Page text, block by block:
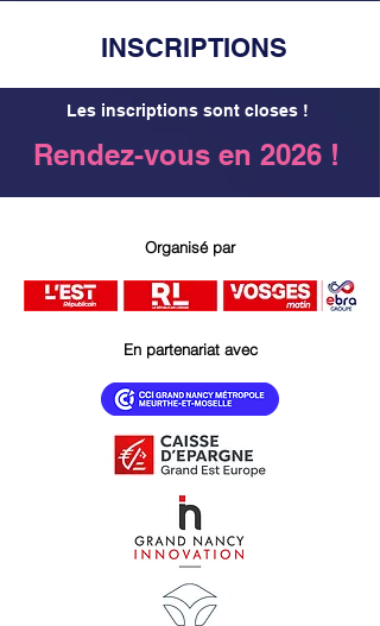
INSCRIPTIONS
Les inscriptions sont closes !
Rendez-vous en 2026 !
Organisé par
En partenariat avec